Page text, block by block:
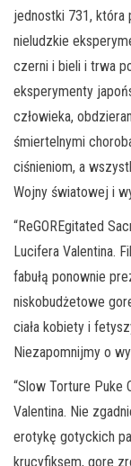
jednostki 731, która
nieludzkie
czerni i bieli i trwa
eksperymenty
człowieka,
śmiertelnymi
ciśnieniom, a
Wojny światowej i
“ReGOREgitated
Lucifera Valentina.
fabułą ponownie
niskobudżetowe
ciała kobiety i
Niezapomnijmy o
“Slow Torture Puke
Valentina. Nie
erotykę gotyckich
krucyfiksem, gore